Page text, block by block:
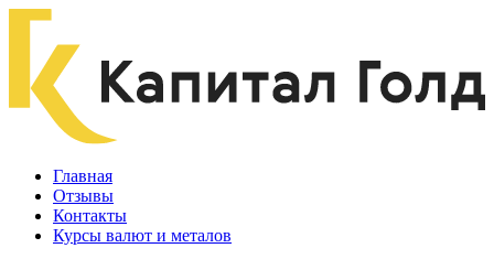
Главная
Отзывы
Контакты
Курсы валют и металов